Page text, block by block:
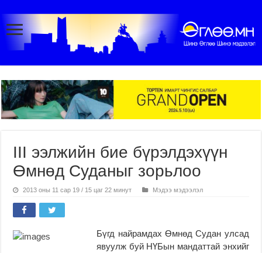
III ээлжийн бие бүрэлдэхүүн
Өмнөд Суданыг зорьлоо
2013 оны 11 сар 19 / 15 цаг 22 минут Мэдээ мэдээлэл
Бүгд найрамдах Өмнөд Судан улсад
явуулж буй НҮБын мандаттай энхийг